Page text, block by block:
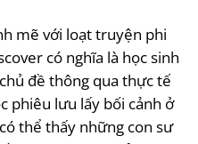
mẽ với loạt truyện phi
có nghĩa là học sinh
đề thông qua thực tế
phiêu lưu lấy bối cảnh ở
thể thấy những con sư